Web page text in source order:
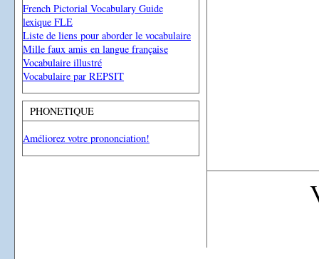
French Pictorial Vocabulary Guide
lexique FLE
Liste de liens pour aborder le vocabulaire
Mille faux amis en langue française
Vocabulaire illustré
Vocabulaire par REPSIT
PHONETIQUE
Améliorez votre prononciation!